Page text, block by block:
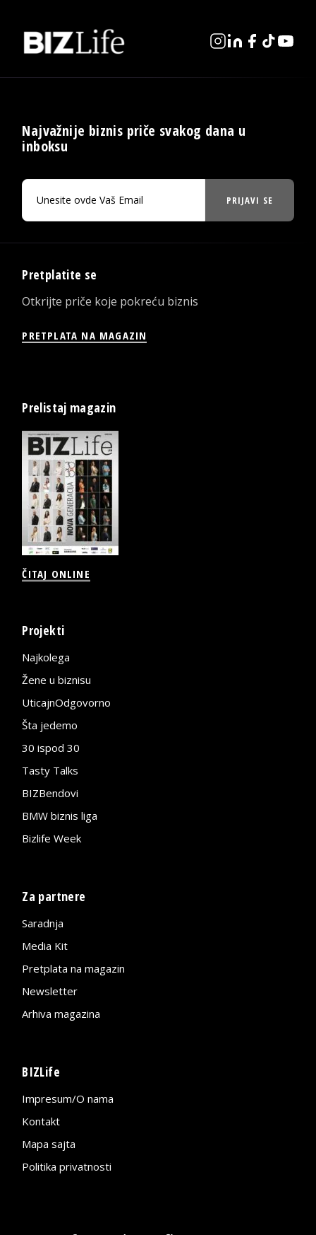
Najvažnije biznis priče svakog dana u
inboksu
PRIJAVI SE
Pretplatite se
Otkrijte priče koje pokreću biznis
PRETPLATA NA MAGAZIN
Prelistaj magazin
ČITAJ ONLINE
Projekti
Najkolega
Žene u biznisu
UticajnOdgovorno
Šta jedemo
30 ispod 30
Tasty Talks
BIZBendovi
BMW biznis liga
Bizlife Week
Za partnere
Saradnja
Media Kit
Pretplata na magazin
Newsletter
Arhiva magazina
BIZLife
Impresum/O nama
Kontakt
Mapa sajta
Politika privatnosti